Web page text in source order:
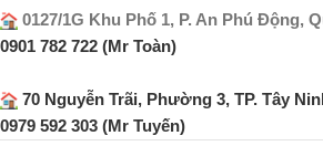
0127/1G Khu Phố 1, P. An Phú Động,
0901 782 722 (Mr Toàn)
70 Nguyễn Trãi, Phường 3, TP. Tây
0979 592 303 (Mr Tuyến)